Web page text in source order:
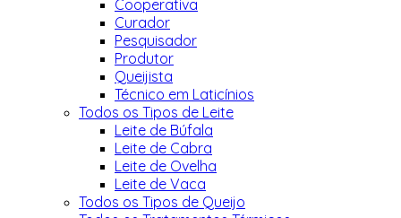
Cooperativa
Curador
Pesquisador
Produtor
Queijista
Técnico em Laticínios
Todos os Tipos de Leite
Leite de Búfala
Leite de Cabra
Leite de Ovelha
Leite de Vaca
Todos os Tipos de Queijo